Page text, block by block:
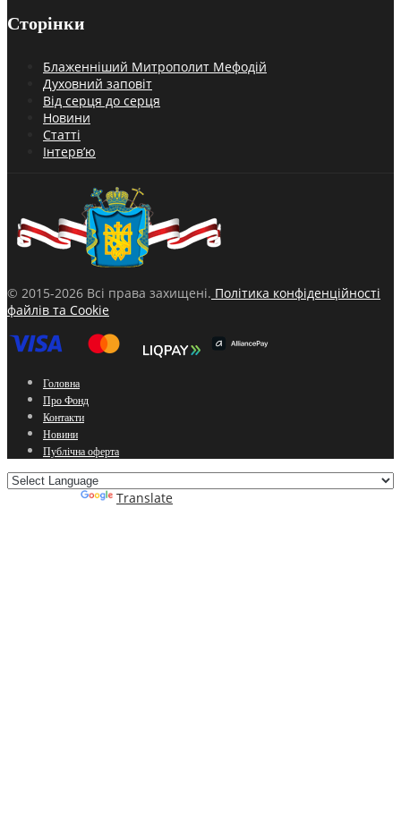
Сторінки
Блаженніший Митрополит Мефодій
Духовний заповіт
Від серця до серця
Новини
Статті
Інтерв’ю
© 2015-2026 Всі права захищені. Політика конфіденційності
файлів та Cookie
Головна
Про Фонд
Контакти
Новини
Публічна оферта
Translate